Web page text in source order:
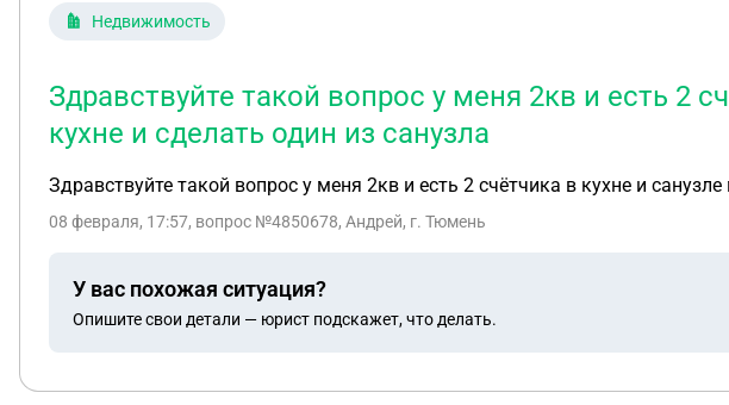
Недвижимость
Здравствуйте такой вопрос у меня 2кв и есть 2
кухне и сделать один из санузла
Здравствуйте такой вопрос у меня 2кв и есть 2 счётчика в кухне и
08 февраля, 17:57, вопрос №4850678, Андрей, г. Тюмень
У вас похожая ситуация?
Опишите свои детали — юрист подскажет, что делать.